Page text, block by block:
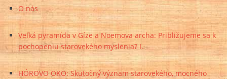
O nás
Veľká pyramída v Gíze a Noemova archa: Približujeme sa k
pochopeniu starovekého myslenia? I.
HÓROVO OKO: Skutočný význam starovekého, mocného